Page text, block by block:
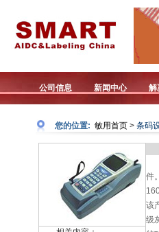
公司信息 新闻中心 解
您的位置: 敏用首页 > 条码
件
该
级